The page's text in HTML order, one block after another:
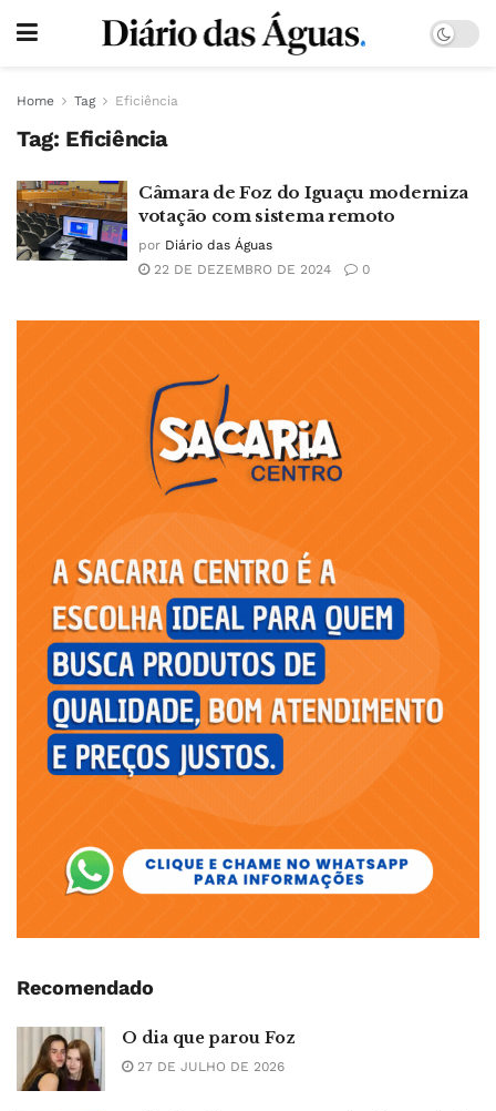
Home Tag Eficiência
Tag: Eficiência
Câmara de Foz do Iguaçu moderniza
votação com sistema remoto
por Diário das Águas
22 DE DEZEMBRO DE 2024
0
Recomendado
O dia que parou Foz
27 DE JULHO DE 2026